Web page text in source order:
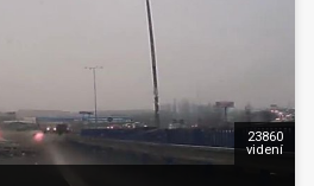
23860
videní